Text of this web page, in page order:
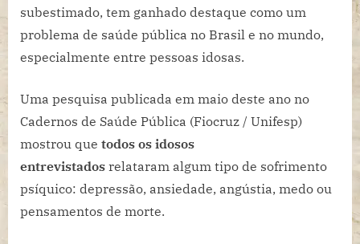
pública,
apontam
subestimado, tem ganhado destaque como um
problema de saúde pública no Brasil e no mundo,
especialmente entre pessoas idosas.
Uma pesquisa publicada em maio deste ano no
Cadernos de Saúde Pública (Fiocruz / Unifesp)
mostrou que todos os idosos
entrevistados relataram algum tipo de sofrimento
psíquico: depressão, ansiedade, angústia, medo ou
pensamentos de morte.